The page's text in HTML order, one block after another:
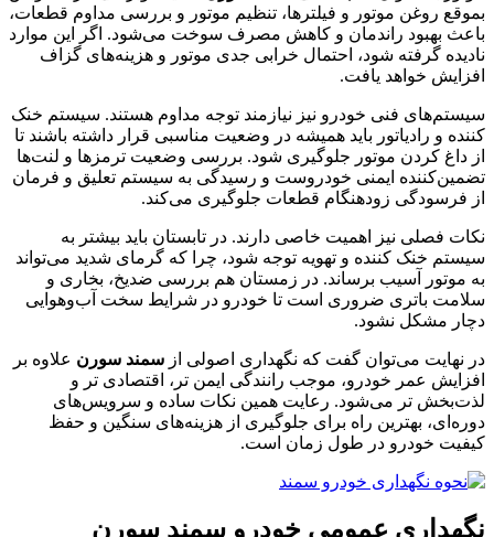
‌بموقع روغن موتور و فیلترها، تنظیم موتور و بررسی مداوم قطعات،
باعث بهبود راندمان و کاهش مصرف سوخت می‌شود. اگر این موارد
نادیده گرفته شود، احتمال خرابی جدی موتور و هزینه‌های گزاف
افزایش خواهد یافت.
سیستم‌های فنی خودرو نیز نیازمند توجه مداوم هستند. سیستم خنک‌
کننده و رادیاتور باید همیشه در وضعیت مناسبی قرار داشته باشند تا
از داغ کردن موتور جلوگیری شود. بررسی وضعیت ترمزها و لنت‌ها
تضمین‌کننده ایمنی خودروست و رسیدگی به سیستم تعلیق و فرمان
از فرسودگی زودهنگام قطعات جلوگیری می‌کند.
نکات فصلی نیز اهمیت خاصی دارند. در تابستان باید بیشتر به
سیستم خنک ‌کننده و تهویه توجه شود، چرا که گرمای شدید می‌تواند
به موتور آسیب برساند. در زمستان هم بررسی ضدیخ، بخاری و
سلامت باتری ضروری است تا خودرو در شرایط سخت آب‌وهوایی
دچار مشکل نشود.
در نهایت می‌توان گفت که نگهداری اصولی از سمند سورن علاوه بر
افزایش عمر خودرو، موجب رانندگی ایمن‌ تر، اقتصادی ‌تر و
لذت‌بخش ‌تر می‌شود. رعایت همین نکات ساده و سرویس‌های
دوره‌ای، بهترین راه برای جلوگیری از هزینه‌های سنگین و حفظ
کیفیت خودرو در طول زمان است.
نگهداری عمومی خودرو سمند سورن